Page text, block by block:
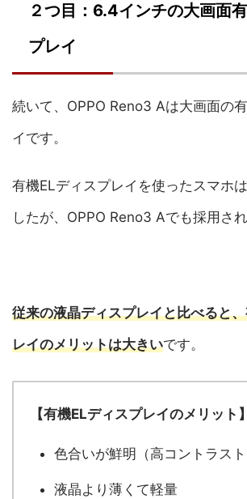
２つ目：6.4インチの大画面
プレイ
続いて、OPPO Reno3 Aは大画面の
イです。
有機ELディスプレイを使ったスマホ
したが、OPPO Reno3 Aでも採用され
従来の液晶ディスプレイと比べると
レイのメリットは大きいです。
【有機ELディスプレイのメリット】
色合いが鮮明（高コントラスト
液晶より薄くて軽量